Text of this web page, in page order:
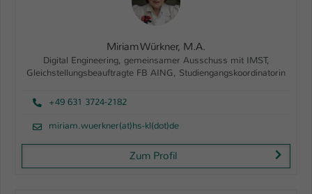
Miriam Würkner, M.A.
Digital Engineering, gemeinsamer Ausschuss mit IMST,
Gleichstellungsbeauftragte FB AING, Studiengangskoordinatorin
+49 631 3724-2182
miriam.wuerkner(at)hs-kl(dot)de
Zum Profil